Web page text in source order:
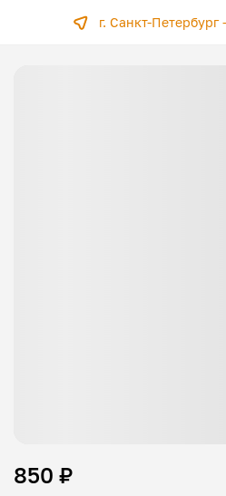
г. Санкт-Петербург
850 ₽